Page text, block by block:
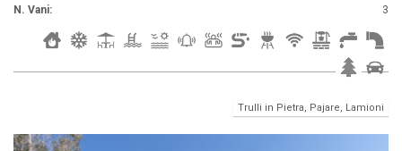
N. Vani:
3
Trulli in Pietra, Pajare, Lamioni